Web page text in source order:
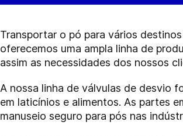
Transportar o pó para vários
oferecemos uma ampla linha de
assim as necessidades dos nossos
A nossa linha de válvulas de desvio
em laticínios e alimentos. As partes
manuseio seguro para pós nas